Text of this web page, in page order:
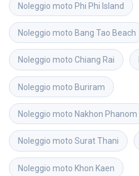
Noleggio moto Phi Phi Island
Noleggio moto Bang Tao Beach
Noleggio moto Chiang Rai
Noleggio moto Buriram
Noleggio moto Nakhon Phanom
Noleggio moto Surat Thani
Noleggio moto Khon Kaen